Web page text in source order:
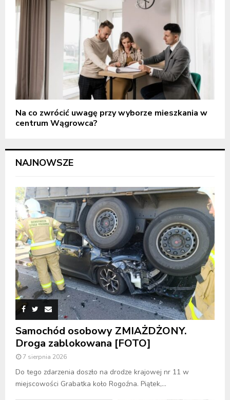
Na co zwrócić uwagę przy wyborze mieszkania w
centrum Wągrowca?
NAJNOWSZE
Samochód osobowy ZMIAŻDŻONY.
Droga zablokowana [FOTO]
7 sierpnia 2026
Do tego zdarzenia doszło na drodze krajowej nr 11 w
miejscowości Grabatka koło Rogoźna. Piątek,...